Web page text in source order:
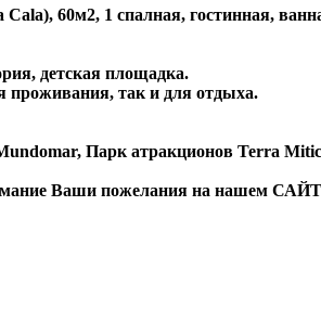
60м2, 1 спалная, гостинная,
детская площадка.
проживания, так и для отдыха.
, Парк атракционов Terra
Ваши пожелания на нашем